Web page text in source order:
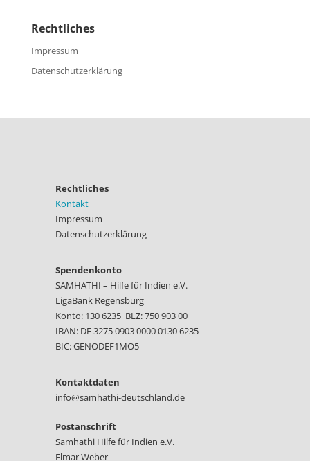
Rechtliches
Impressum
Datenschutzerklärung
Rechtliches
Kontakt
Impressum
Datenschutzerklärung
Spendenkonto
SAMHATHI – Hilfe für Indien e.V.
LigaBank Regensburg
Konto: 130 6235 BLZ: 750 903 00
IBAN: DE 3275 0903 0000 0130 6235
BIC: GENODEF1MO5
Kontaktdaten
info@samhathi-deutschland.de
Postanschrift
Samhathi Hilfe für Indien e.V.
Elmar Weber